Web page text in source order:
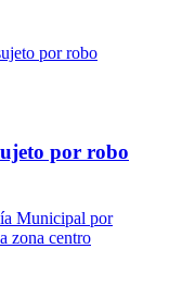
por robo